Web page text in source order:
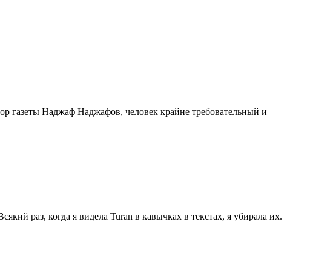
газеты Наджаф Наджафов, человек крайне требовательный и
раз, когда я видела Turan в кавычках в текстах, я убирала их.